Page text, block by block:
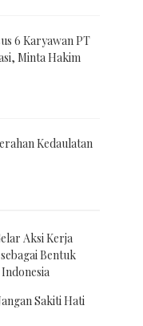
6 Karyawan PT
Minta Hakim
Kedaulatan
Aksi Kerja
Bentuk
Sakiti Hati